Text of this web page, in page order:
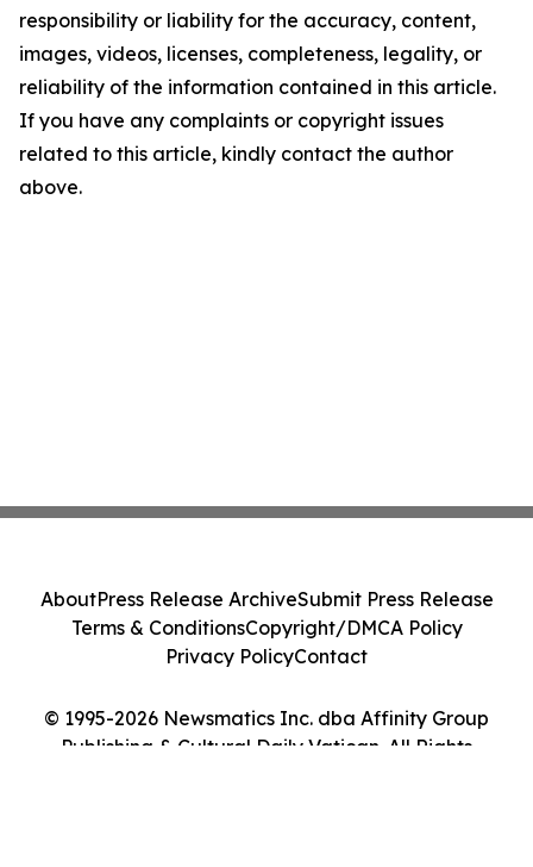
responsibility or liability for the accuracy, content,
images, videos, licenses, completeness, legality, or
reliability of the information contained in this article.
If you have any complaints or copyright issues
related to this article, kindly contact the author
above.
© 1995-2026 Newsmatics Inc. dba Affinity Group
Publishing & Cultural Daily Vatican. All Rights
AboutPress Release ArchiveSubmit Press Release
Terms & ConditionsCopyright/DMCA Policy
Privacy PolicyContact